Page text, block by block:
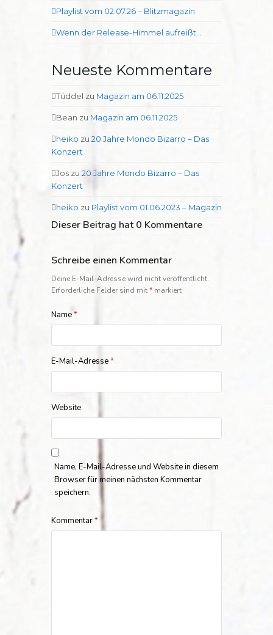
Playlist vom 02.07.26 – Blitzmagazin
Wenn der Release-Himmel aufreißt…
Neueste Kommentare
Tüddel zu Magazin am 06.11.2025
Bean zu Magazin am 06.11.2025
heiko zu 20 Jahre Mondo Bizarro – Das
Konzert
Jos zu 20 Jahre Mondo Bizarro – Das
Konzert
heiko zu Playlist vom 01.06.2023 – Magazin
Dieser Beitrag hat 0 Kommentare
Schreibe einen Kommentar
Deine E-Mail-Adresse wird nicht veröffentlicht.
Erforderliche Felder sind mit* markiert
Name*
E-Mail-Adresse*
Website
Name, E-Mail-Adresse und Website in diesem
Browser für meinen nächsten Kommentar
speichern.
Kommentar*